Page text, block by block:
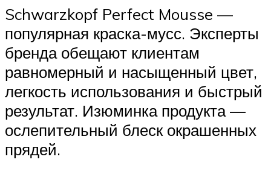
Schwarzkopf Perfect Mousse —
популярная краска-мусс. Эксперты
бренда обещают клиентам
равномерный и насыщенный цвет,
легкость использования и быстрый
результат. Изюминка продукта —
ослепительный блеск окрашенных
прядей.